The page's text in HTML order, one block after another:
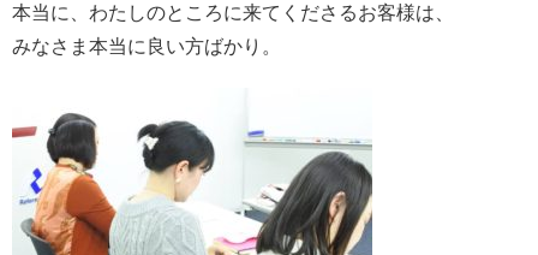
本当に、わたしのところに来てくださるお客様は、
みなさま本当に良い方ばかり。